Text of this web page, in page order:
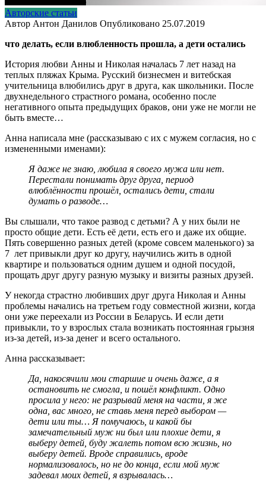
Авторские статьи
Автор Антон Данилов Опубликовано 25.07.2019
что делать, если влюбленность прошла, а дети остались
История любви Анны и Николая началась 7 лет назад на
теплых пляжах Крыма. Русский бизнесмен и витебская
учительница влюбились друг в друга, как школьники. После
двухнедельного страстного романа, особенно после
негативного опыта предыдущих браков, они уже не могли не
быть вместе…
Анна написала мне (рассказываю с их с мужем согласия, но с
измененными именами):
Я даже не знаю, любила я своего мужа или нет.
Перестали понимать друг друга, период
влюблённости прошёл, остались дети, стали
думать о разводе…
Вы слышали, что такое развод с детьми? А у них были не
просто общие дети. Есть её дети, есть его и даже их общие.
Пять совершенно разных детей (кроме совсем маленького) за
7 лет привыкли друг ко другу, научились жить в одной
квартире и пользоваться одним душем и одной посудой,
прощать друг другу разную музыку и визиты разных друзей.
У некогда страстно любивших друг друга Николая и Анны
проблемы начались на третьем году совместной жизни, когда
они уже переехали из России в Беларусь. И если дети
привыкли, то у взрослых стала возникать постоянная грызня
из-за детей, из-за денег и всего остального.
Анна рассказывает:
Да, накосячили мои старшие и очень даже, а я
остановить не смогла, и пошёл конфликт. Одно
просила у него: не разрывай меня на части, я же
одна, вас много, не ставь меня перед выбором —
дети или ты… Я помучаюсь, и какой бы
замечательный муж ни был или плохие дети, я
выберу детей, буду жалеть потом всю жизнь, но
выберу детей. Вроде справились, вроде
нормализовалось, но не до конца, если мой муж
задевал моих детей, я взрывалась…